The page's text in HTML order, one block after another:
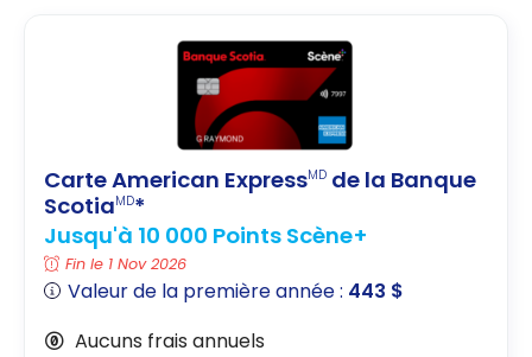
Carte American ExpressMD de la Banque
ScotiaMD*
Jusqu'à 10 000 Points Scène+
Fin le 1 Nov 2026
Valeur de la première année : 443 $
Aucuns frais annuels